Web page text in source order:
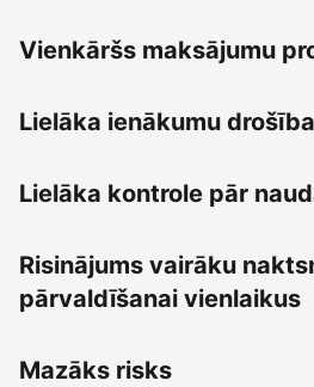
Vienkāršs maksājumu
Lielāka ienākumu drošība
Lielāka kontrole pār
Risinājums vairāku
pārvaldīšanai vienlaikus
Mazāks risks